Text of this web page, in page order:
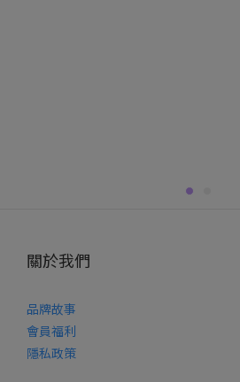
關於我們
品牌故事
會員福利
隱私政策